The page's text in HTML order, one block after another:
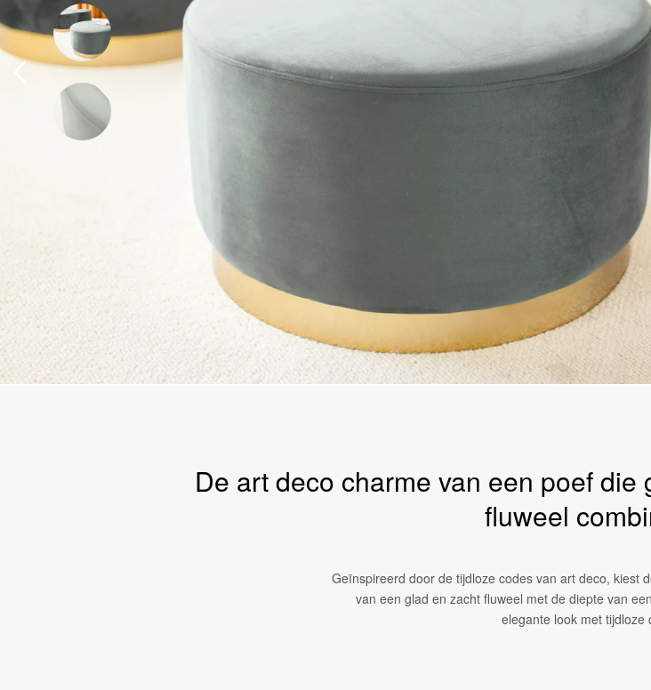
De art deco charme van een poef
fluweel
Geïnspireerd door de tijdloze codes van art deco, kiest
van een glad en zacht fluweel met de diepte van
elegante look met tijdloze